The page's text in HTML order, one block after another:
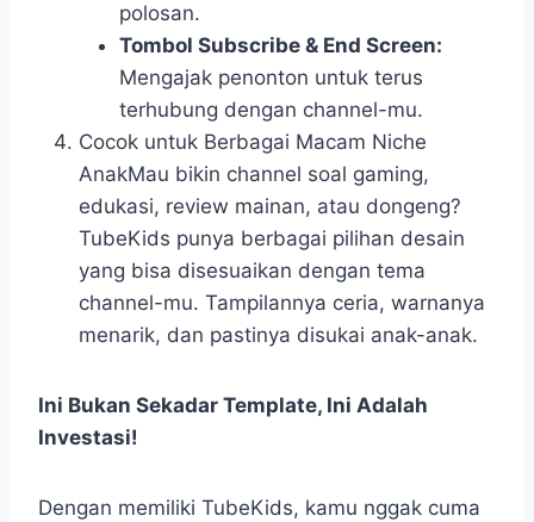
polosan.
Tombol Subscribe & End Screen:
Mengajak penonton untuk terus
terhubung dengan channel-mu.
Cocok untuk Berbagai Macam Niche
AnakMau bikin channel soal gaming,
edukasi, review mainan, atau dongeng?
TubeKids punya berbagai pilihan desain
yang bisa disesuaikan dengan tema
channel-mu. Tampilannya ceria, warnanya
menarik, dan pastinya disukai anak-anak.
Ini Bukan Sekadar Template, Ini Adalah
Investasi!
Dengan memiliki TubeKids, kamu nggak cuma